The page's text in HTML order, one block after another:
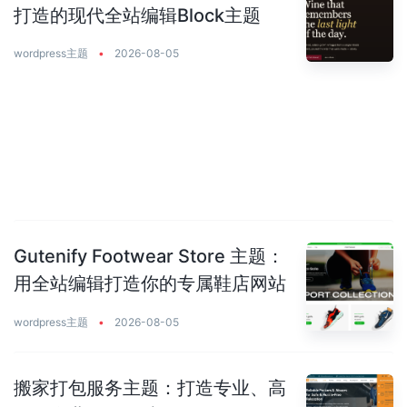
打造的现代全站编辑Block主题
wordpress主题 • 2026-08-05
Gutenify Footwear Store 主题：
用全站编辑打造你的专属鞋店网站
wordpress主题 • 2026-08-05
搬家打包服务主题：打造专业、高